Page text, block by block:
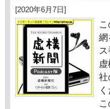
[2020年6月7日]
網
社